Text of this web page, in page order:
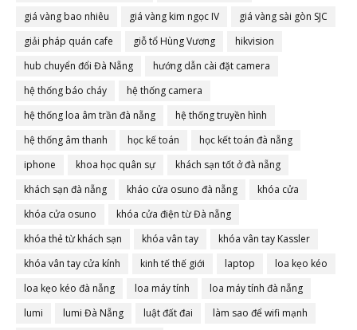
giá vàng bao nhiêu
giá vàng kim ngọc IV
giá vàng sài gòn SJC
giải pháp quán cafe
giỗ tổ Hùng Vương
hikvision
hub chuyển đổi Đà Nẵng
hướng dẫn cài đặt camera
hệ thống báo cháy
hệ thống camera
hệ thống loa âm trần đà nẵng
hệ thống truyền hình
hệ thống âm thanh
học kế toán
học kết toán đà nẵng
iphone
khoa học quân sự
khách sạn tốt ở đà nẵng
khách sạn đà nẵng
kháo cửa osuno đà nẵng
khóa cửa
khóa cửa osuno
khóa cửa điện từ Đà nẵng
khóa thẻ từ khách sạn
khóa vân tay
khóa vân tay Kassler
khóa vân tay cửa kính
kinh tế thế giới laptop
loa kẹo kéo
loa kẹo kéo đà nẵng
loa máy tính
loa máy tính đà nẵng
lumi
lumi Đà Nẵng luật đất đai
làm sao để wifi mạnh